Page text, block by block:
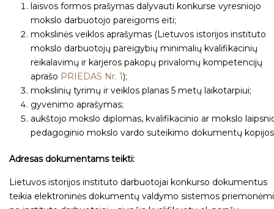
laisvos formos prašymas dalyvauti konkurse vyresniojo
mokslo darbuotojo pareigoms eiti;
mokslinės veiklos aprašymas (Lietuvos istorijos instituto
mokslo darbuotojų pareigybių minimalių kvalifikacinių
reikalavimų ir karjeros pakopų privalomų kompetencijų
aprašo PRIEDAS Nr. 1);
mokslinių tyrimų ir veiklos planas 5 metų laikotarpiui;
gyvenimo aprašymas;
aukštojo mokslo diplomas, kvalifikacinio ar mokslo
pedagoginio mokslo vardo suteikimo dokumentų
Adresas dokumentams teikti:
Lietuvos istorijos instituto darbuotojai konkurso dokumentus
teikia elektroninės dokumentų valdymo sistemos